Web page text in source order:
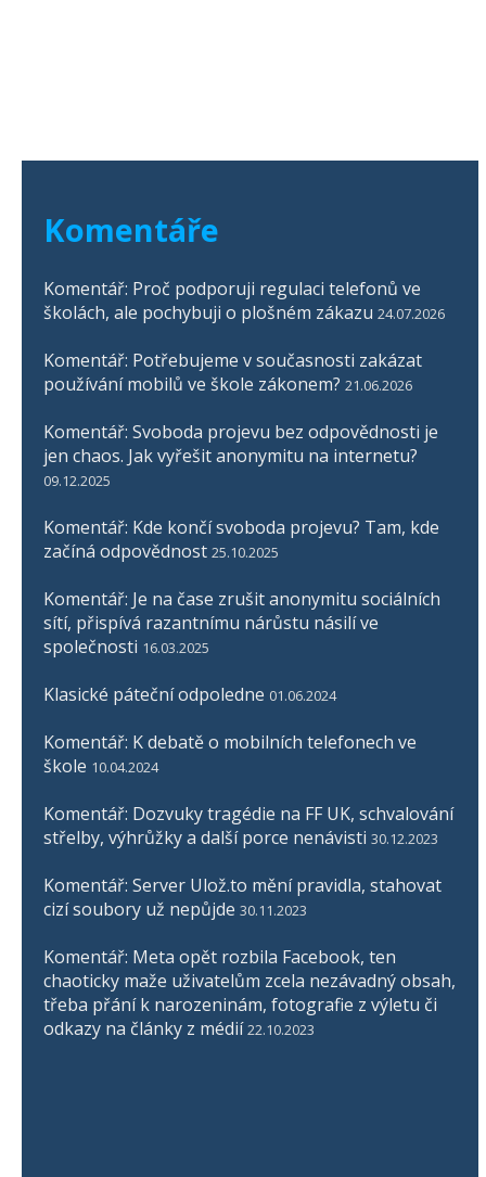
Komentáře
Komentář: Proč podporuji regulaci telefonů ve
školách, ale pochybuji o plošném zákazu 24.07.2026
Komentář: Potřebujeme v současnosti zakázat
používání mobilů ve škole zákonem? 21.06.2026
Komentář: Svoboda projevu bez odpovědnosti je
jen chaos. Jak vyřešit anonymitu na internetu?
09.12.2025
Komentář: Kde končí svoboda projevu? Tam, kde
začíná odpovědnost 25.10.2025
Komentář: Je na čase zrušit anonymitu sociálních
sítí, přispívá razantnímu nárůstu násilí ve
společnosti 16.03.2025
Klasické páteční odpoledne 01.06.2024
Komentář: K debatě o mobilních telefonech ve
škole 10.04.2024
Komentář: Dozvuky tragédie na FF UK, schvalování
střelby, výhrůžky a další porce nenávisti 30.12.2023
Komentář: Server Ulož.to mění pravidla, stahovat
cizí soubory už nepůjde 30.11.2023
Komentář: Meta opět rozbila Facebook, ten
chaoticky maže uživatelům zcela nezávadný obsah,
třeba přání k narozeninám, fotografie z výletu či
odkazy na články z médií 22.10.2023